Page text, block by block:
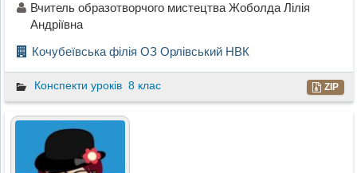
Вчитель образотворчого мистецтва Жоболда Лілія
Андріївна
Кочубеївська філія ОЗ Орлівський НВК
Конспекти уроків 8 клас ZIP